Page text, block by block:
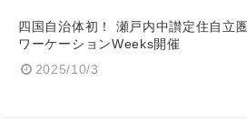
四国自治体初！ 瀬戸内中讃定住自立圏
ワーケーションWeeks開催
2025/10/3